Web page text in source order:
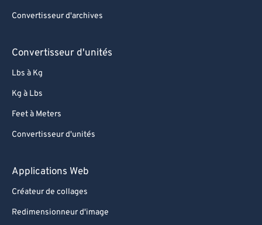
Convertisseur d'archives
Convertisseur d'unités
Lbs à Kg
Kg à Lbs
Feet à Meters
Convertisseur d'unités
Applications Web
Créateur de collages
Redimensionneur d'image